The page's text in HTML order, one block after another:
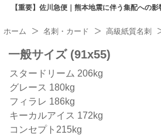
【重要】佐川急便｜熊本地震に伴う集配への
ホーム 名刺・カード 高級紙質名刺
一般サイズ (91x55)
スタードリーム 206kg
グレース 180kg
フィラレ 186kg
キーカルアイス 172kg
コンセプト215kg